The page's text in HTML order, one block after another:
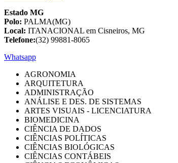
Estado MG
Polo: PALMA(MG)
Local: ITANACIONAL em Cisneiros, MG
Telefone:(32) 99881-8065
Whatsapp
AGRONOMIA
ARQUITETURA
ADMINISTRAÇÃO
ANÁLISE E DES. DE SISTEMAS
ARTES VISUAIS - LICENCIATURA
BIOMEDICINA
CIÊNCIA DE DADOS
CIÊNCIAS POLÍTICAS
CIÊNCIAS BIOLÓGICAS
CIÊNCIAS CONTÁBEIS